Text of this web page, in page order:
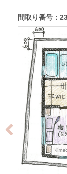
間取り番号：